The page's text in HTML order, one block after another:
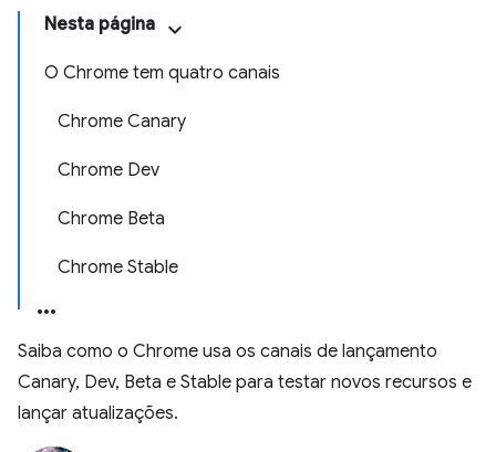
Nesta página
O Chrome tem quatro canais
Chrome Canary
Chrome Dev
Chrome Beta
Chrome Stable
Saiba como o Chrome usa os canais de lançamento
Canary, Dev, Beta e Stable para testar novos recursos e
lançar atualizações.